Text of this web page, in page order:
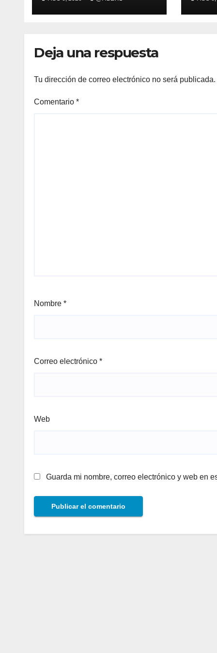
algecireña Ana Alba
Ruiz De Diego, en el
X
Deja una respuesta
Tu dirección de correo electrónico no será publicada.
Comentario *
Nombre *
Correo electrónico *
Web
Guarda mi nombre, correo electrónico y web en